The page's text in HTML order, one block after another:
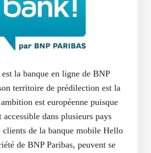
la banque en ligne de BNP
territoire de prédilection est la
est européenne puisque
accessible dans plusieurs pays
de la banque mobile Hello
de BNP Paribas, peuvent se